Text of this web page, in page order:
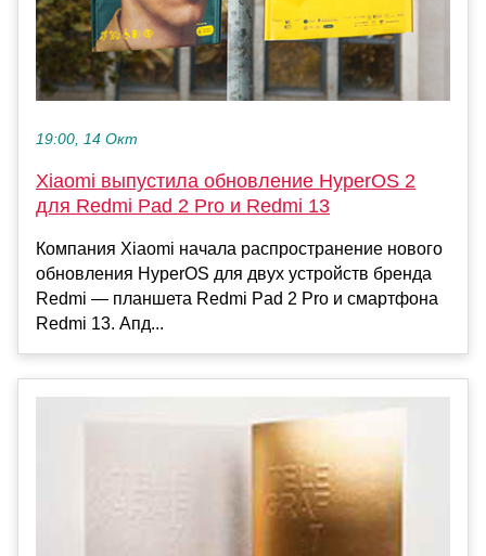
19:00, 14 Окт
Xiaomi выпустила обновление HyperOS 2
для Redmi Pad 2 Pro и Redmi 13
Компания Xiaomi начала распространение нового
обновления HyperOS для двух устройств бренда
Redmi — планшета Redmi Pad 2 Pro и смартфона
Redmi 13. Апд...